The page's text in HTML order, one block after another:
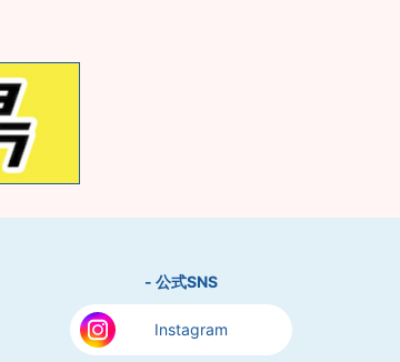
- 公式SNS
Instagram